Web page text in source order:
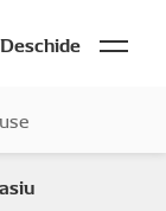
Deschide